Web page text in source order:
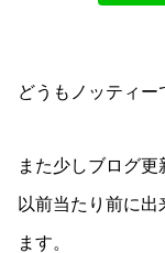
どうもノッティー
また少しブログ更
以前当たり前に
ます。